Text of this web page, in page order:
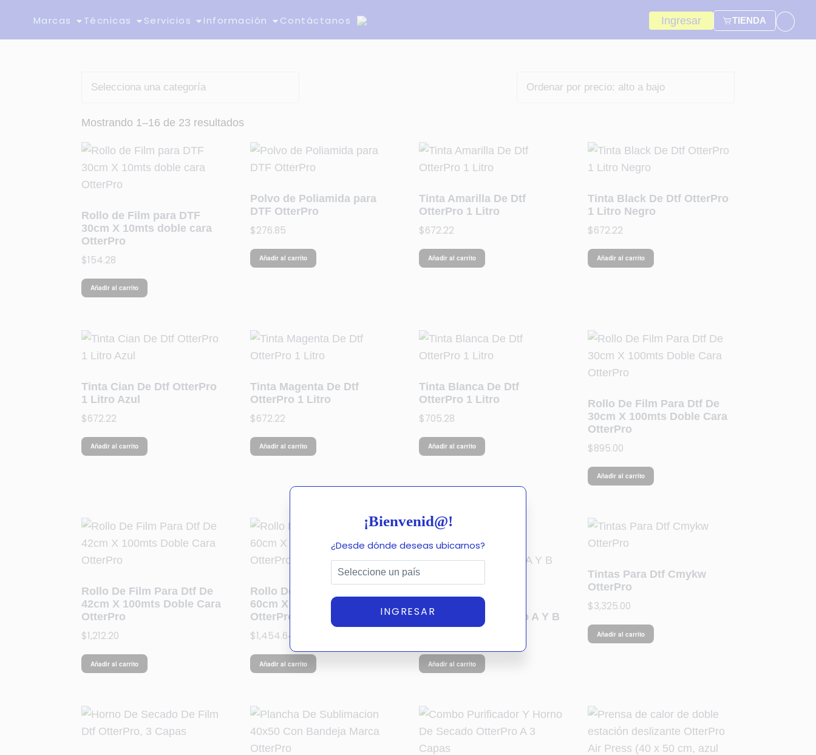
Marcas Técnicas Servicios Información Contáctanos Ingresar TIENDA
¡Bienvenid@!
¿Desde dónde deseas ubicarnos?
INGRESAR
Mostrando 1–16 de 23 resultados
Rollo de Film para DTF
30cm X 10mts doble cara
OtterPro
$154.28
Añadir al carrito
Polvo de Poliamida para
DTF OtterPro
$276.85
Añadir al carrito
Tinta Amarilla De Dtf
OtterPro 1 Litro
$672.22
Añadir al carrito
Tinta Black De Dtf OtterPro
1 Litro Negro
$672.22
Añadir al carrito
Tinta Cian De Dtf OtterPro
1 Litro Azul
$672.22
Añadir al carrito
Tinta Magenta De Dtf
OtterPro 1 Litro
$672.22
Añadir al carrito
Tinta Blanca De Dtf
OtterPro 1 Litro
$705.28
Añadir al carrito
Rollo De Film Para Dtf De
30cm X 100mts Doble Cara
OtterPro
$895.00
Añadir al carrito
Rollo De Film Para Dtf De
42cm X 100mts Doble Cara
OtterPro
$1,212.20
Añadir al carrito
Rollo De Film Para Dtf De
60cm X 100mts Doble Cara
OtterPro
$1,454.64
Añadir al carrito
Impresión Dtf Uv
30cmsx100mts, Lado A Y B
Añadir al carrito
Tintas Para Dtf Cmykw
OtterPro
$3,325.00
Añadir al carrito